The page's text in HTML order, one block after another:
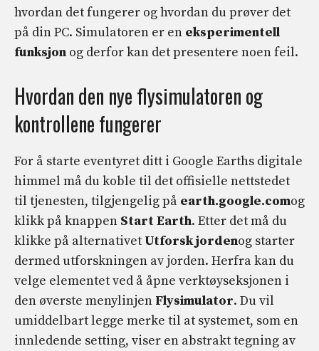
hvordan det fungerer og hvordan du prøver det
på din PC. Simulatoren er en eksperimentell
funksjon og derfor kan det presentere noen feil.
Hvordan den nye flysimulatoren og
kontrollene fungerer
For å starte eventyret ditt i Google Earths digitale
himmel må du koble til det offisielle nettstedet
til tjenesten, tilgjengelig på earth.google.comog
klikk på knappen Start Earth. Etter det må du
klikke på alternativet Utforsk jordenog starter
dermed utforskningen av jorden. Herfra kan du
velge elementet ved å åpne verktøyseksjonen i
den øverste menylinjen Flysimulator. Du vil
umiddelbart legge merke til at systemet, som en
innledende setting, viser en abstrakt tegning av